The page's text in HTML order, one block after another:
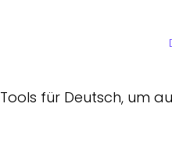
für Deutsch, um